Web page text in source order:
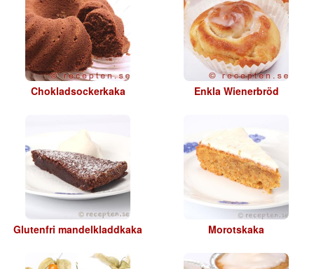
Chokladsockerkaka Enkla Wienerbröd
Glutenfri mandelkladdkaka Morotskaka